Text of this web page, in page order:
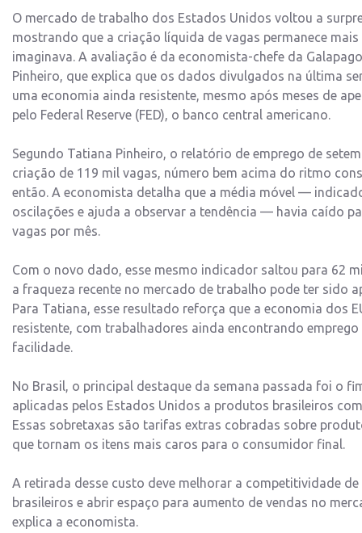
O mercado de trabalho dos Estados Unidos voltou a
mostrando que a criação líquida de vagas permanece
imaginava. A avaliação é da economista-chefe da
Pinheiro, que explica que os dados divulgados na última
uma economia ainda resistente, mesmo após meses de
pelo Federal Reserve (FED), o banco central americano.
Segundo Tatiana Pinheiro, o relatório de emprego de
criação de 119 mil vagas, número bem acima do ritmo
então. A economista detalha que a média móvel —
oscilações e ajuda a observar a tendência — havia caído
vagas por mês.
Com o novo dado, esse mesmo indicador saltou para 62
a fraqueza recente no mercado de trabalho pode ter sido
Para Tatiana, esse resultado reforça que a economia dos
resistente, com trabalhadores ainda encontrando
facilidade.
No Brasil, o principal destaque da semana passada foi o
aplicadas pelos Estados Unidos a produtos brasileiros
Essas sobretaxas são tarifas extras cobradas sobre
que tornam os itens mais caros para o consumidor final.
A retirada desse custo deve melhorar a competitividade
brasileiros e abrir espaço para aumento de vendas no
explica a economista.